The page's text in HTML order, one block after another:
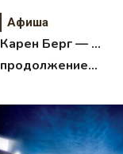
Афиша
Карен Берг — …
продолжение